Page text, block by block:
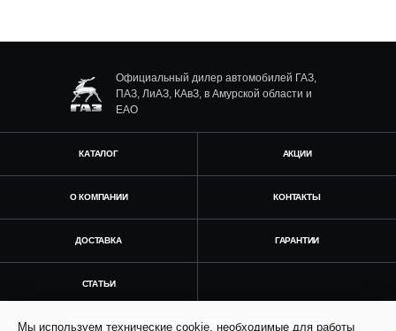
Официальный дилер автомобилей ГАЗ,
ПАЗ, ЛиАЗ, КАвЗ, в Амурской области и
ЕАО
КАТАЛОГ АКЦИИ
О КОМПАНИИ КОНТАКТЫ
ДОСТАВКА ГАРАНТИИ
СТАТЬИ
Мы используем технические cookie, необходимые для работы